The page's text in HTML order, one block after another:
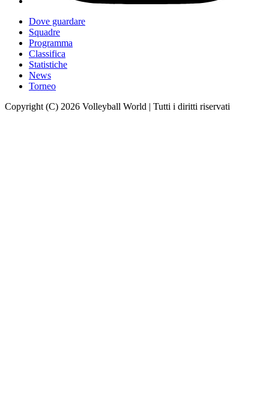
Dove guardare
Squadre
Programma
Classifica
Statistiche
News
Torneo
Copyright (C) 2026 Volleyball World | Tutti i diritti riservati